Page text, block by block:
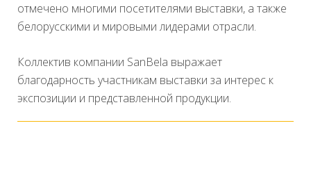
отмечено многими посетителями выставки, а также
белорусскими и мировыми лидерами отрасли.
Коллектив компании SanBela выражает
благодарность участникам выставки за интерес к
экспозиции и представленной продукции.